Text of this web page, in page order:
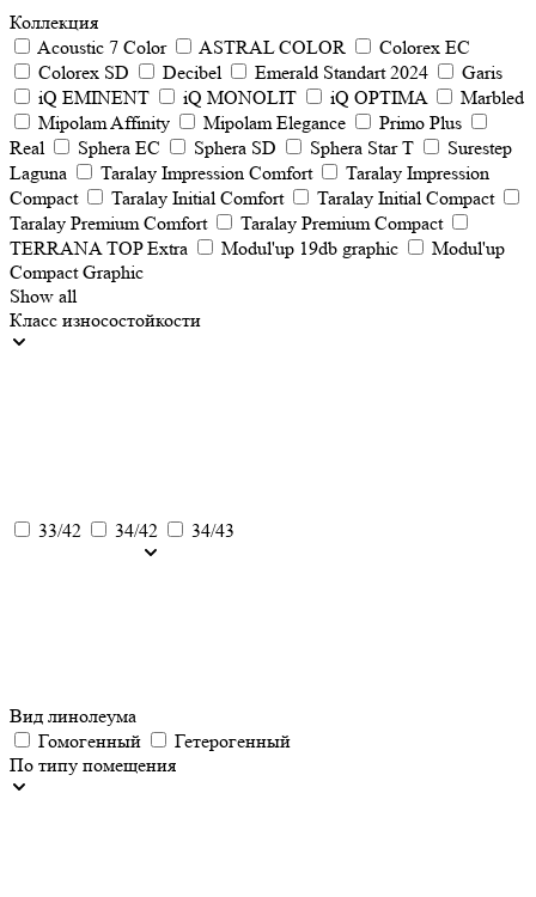
Коллекция
Acoustic 7 Color
ASTRAL COLOR
Colorex EC
Colorex SD
Decibel Emerald Standart 2024
Garis
iQ EMINENT
iQ MONOLIT iQ OPTIMA
Marbled
Mipolam Affinity
Mipolam Elegance
Primo Plus
Real
Sphera EC Sphera SD Sphera Star T
Surestep
Laguna
Taralay Impression Comfort
Taralay Impression
Compact
Taralay Initial Comfort
Taralay Initial Compact
Taralay Premium Comfort
Taralay Premium Compact
TERRANA TOP Extra
Мodul'up 19db graphic
Мodul'up
Compact Graphic
Show all
Класс износостойкости
33/42 34/42 34/43
Вид линолеума
Гомогенный
Гетерогенный
По типу помещения